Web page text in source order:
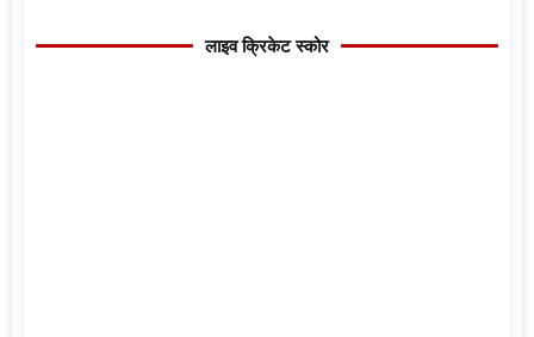
लाइव क्रिकेट स्कोर